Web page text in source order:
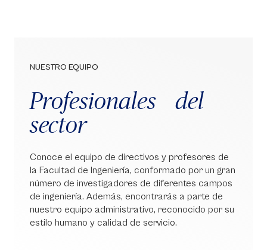
NUESTRO EQUIPO
Profesionales del
sector
Conoce el equipo de directivos y profesores de
la Facultad de Ingeniería, conformado por un gran
número de investigadores de diferentes campos
de ingeniería. Además, encontrarás a parte de
nuestro equipo administrativo, reconocido por su
estilo humano y calidad de servicio.